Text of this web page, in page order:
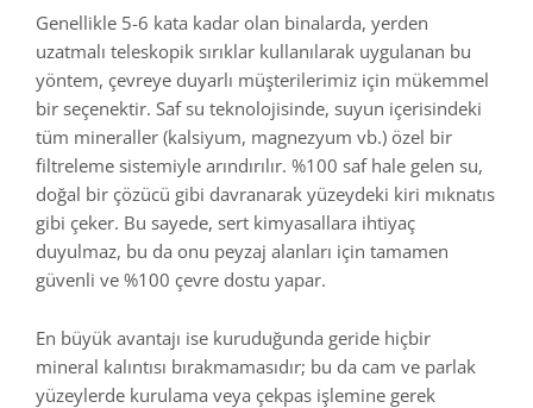
Genellikle 5-6 kata kadar olan binalarda, yerden
uzatmalı teleskopik sırıklar kullanılarak uygulanan bu
yöntem, çevreye duyarlı müşterilerimiz için mükemmel
bir seçenektir. Saf su teknolojisinde, suyun içerisindeki
tüm mineraller (kalsiyum, magnezyum vb.) özel bir
filtreleme sistemiyle arındırılır. %100 saf hale gelen su,
doğal bir çözücü gibi davranarak yüzeydeki kiri mıknatıs
gibi çeker. Bu sayede, sert kimyasallara ihtiyaç
duyulmaz, bu da onu peyzaj alanları için tamamen
güvenli ve %100 çevre dostu yapar.
En büyük avantajı ise kuruduğunda geride hiçbir
mineral kalıntısı bırakmamasıdır; bu da cam ve parlak
yüzeylerde kurulama veya çekpas işlemine gerek